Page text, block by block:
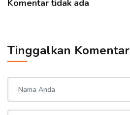
Komentar tidak ada
Tinggalkan Komentar